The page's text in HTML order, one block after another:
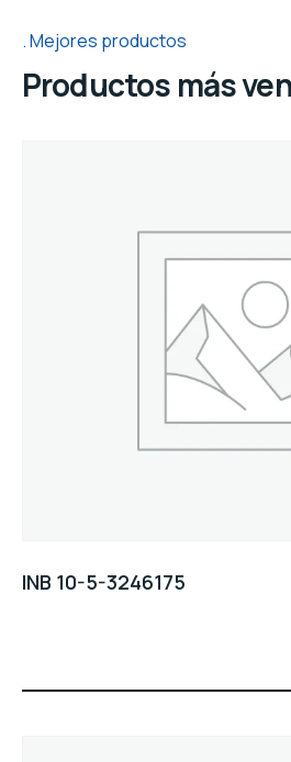
Mejores productos
Productos más
INB 10-5-3246175